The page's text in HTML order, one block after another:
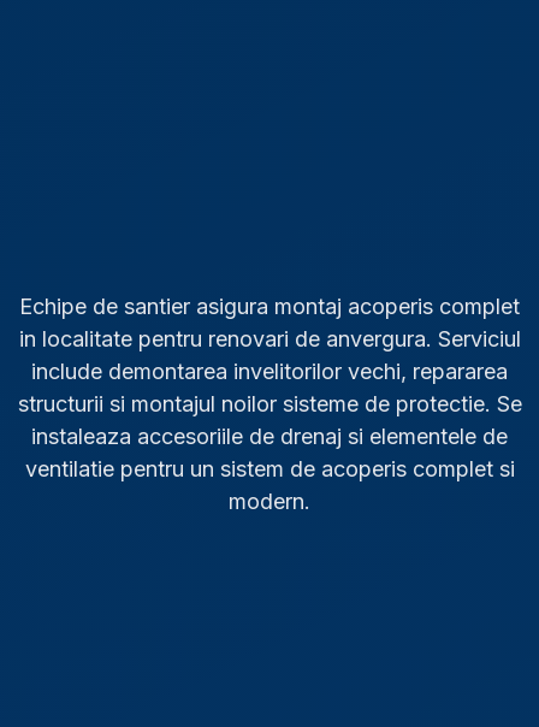
Echipe de santier asigura montaj acoperis complet
in localitate pentru renovari de anvergura. Serviciul
include demontarea invelitorilor vechi, repararea
structurii si montajul noilor sisteme de protectie. Se
instaleaza accesoriile de drenaj si elementele de
ventilatie pentru un sistem de acoperis complet si
modern.